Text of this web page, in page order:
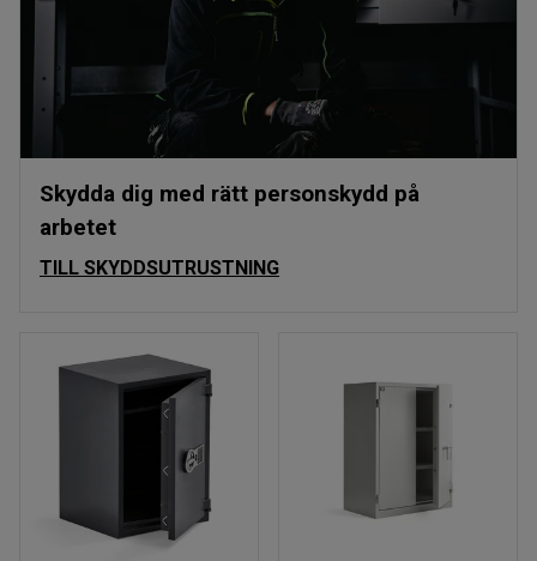
Skydda dig med rätt personskydd på
arbetet
TILL SKYDDSUTRUSTNING